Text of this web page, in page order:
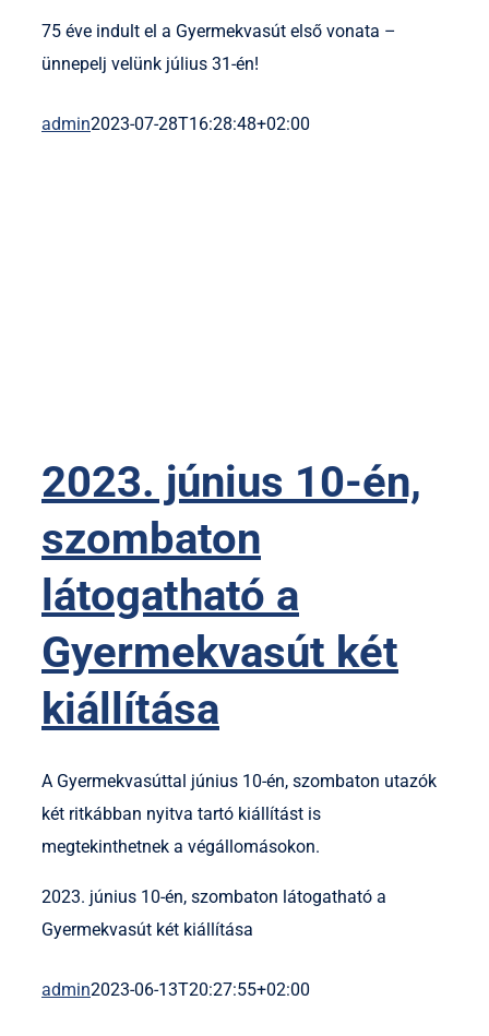
75 éve indult el a Gyermekvasút első vonata –
ünnepelj velünk július 31-én!
admin2023-07-28T16:28:48+02:00
2023. június 10-én,
szombaton
látogatható a
Gyermekvasút két
kiállítása
A Gyermekvasúttal június 10-én, szombaton utazók
két ritkábban nyitva tartó kiállítást is
megtekinthetnek a végállomásokon.
2023. június 10-én, szombaton látogatható a
Gyermekvasút két kiállítása
admin2023-06-13T20:27:55+02:00